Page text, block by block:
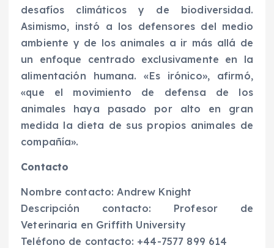
desafíos climáticos y de biodiversidad.
Asimismo, instó a los defensores del medio
ambiente y de los animales a ir más allá de
un enfoque centrado exclusivamente en la
alimentación humana. «Es irónico», afirmó,
«que el movimiento de defensa de los
animales haya pasado por alto en gran
medida la dieta de sus propios animales de
compañía».
Contacto
Nombre contacto: Andrew Knight
Descripción contacto: Profesor de
Veterinaria en Griffith University
Teléfono de contacto: +44-7577 899 614